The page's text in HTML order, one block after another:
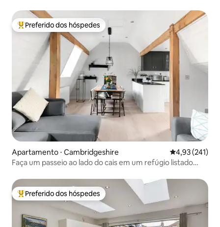
Entre os melhores preferidos dos hóspedes
Preferido dos hóspedes
Apartamento ⋅ Cambridgeshire 4,93 de uma
4,93 (241)
Faça um passeio ao lado do cais em um refúgio listado
Entre os melhores preferidos dos hóspedes
Preferido dos hóspedes